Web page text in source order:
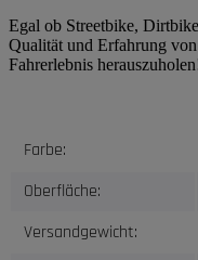
Egal ob Streetbike,
Qualität und Erfahrung
Fahrerlebnis
Produkteigenschaft
Wert
Farbe:
Oberfläche:
Versandgewicht: